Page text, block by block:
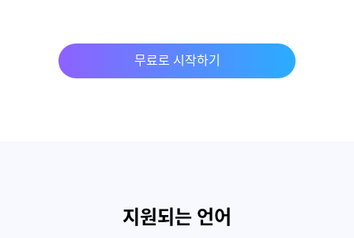
무료로 시작하기
지원되는 언어